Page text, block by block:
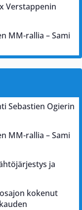
Verstappenin
MM-rallia – Sami
Sebastien Ogierin
MM-rallia – Sami
ja
kokenut